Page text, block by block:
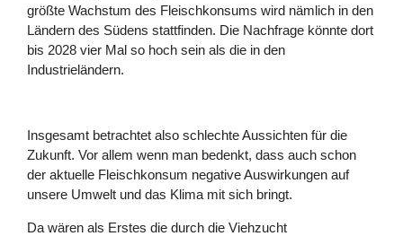
größte Wachstum des Fleischkonsums wird nämlich in den
Ländern des Südens stattfinden. Die Nachfrage könnte dort
bis 2028 vier Mal so hoch sein als die in den
Industrieländern.
Insgesamt betrachtet also schlechte Aussichten für die
Zukunft. Vor allem wenn man bedenkt, dass auch schon
der aktuelle Fleischkonsum negative Auswirkungen auf
unsere Umwelt und das Klima mit sich bringt.
Da wären als Erstes die durch die Viehzucht